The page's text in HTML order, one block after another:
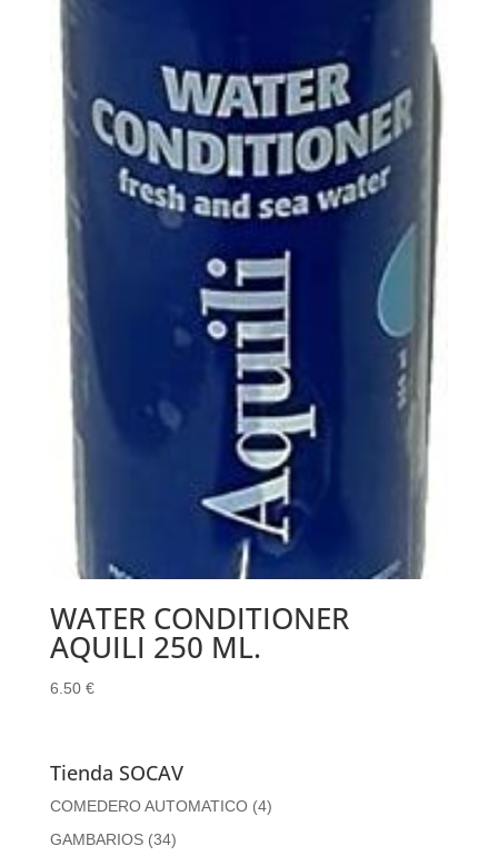
WATER CONDITIONER
AQUILI 250 ML.
6.50 €
Tienda SOCAV
COMEDERO AUTOMATICO (4)
GAMBARIOS (34)